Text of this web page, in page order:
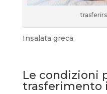
Insalata greca
Le condizioni
trasferimento